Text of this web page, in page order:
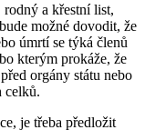
a křestní list,
možné dovodit, že
úmrtí se týká členů
kterým prokáže, že
orgány státu nebo
celků.
je třeba předložit